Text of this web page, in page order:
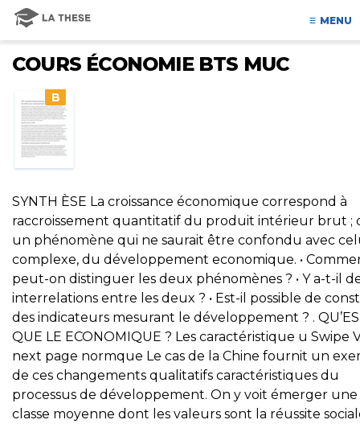
MENU
COURS ÉCONOMIE BTS MUC
B
SYNTH ÈSE La croissance économique correspond à
raccroissement quantitatif du produit intérieur brut ;
un phénomène qui ne saurait être confondu avec
complexe, du développement economique. •
peut-on distinguer les deux phénomènes ? • Y a-t-il
interrelations entre les deux ? • Est-il possible de
des indicateurs mesurant le développement ? .
QUE LE ECONOMIQUE ? Les caractéristique u Swipe
next page normque Le cas de la Chine fournit un
de ces changements qualitatifs caractéristiques du
processus de développement. On y voit émerger une
classe moyenne dont les valeurs sont la réussite